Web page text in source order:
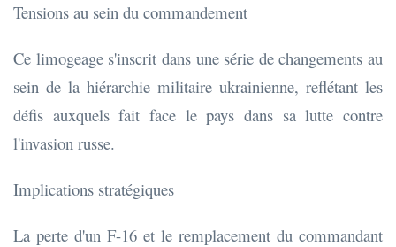
Tensions au sein du commandement
Ce limogeage s'inscrit dans une série de changements au
sein de la hiérarchie militaire ukrainienne, reflétant les
défis auxquels fait face le pays dans sa lutte contre
l'invasion russe.
Implications stratégiques
La perte d'un F-16 et le remplacement du commandant